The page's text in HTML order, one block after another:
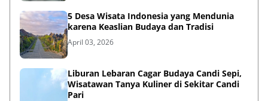
5 Desa Wisata Indonesia yang Mendunia
karena Keaslian Budaya dan Tradisi
April 03, 2026
Liburan Lebaran Cagar Budaya Candi Sepi,
Wisatawan Tanya Kuliner di Sekitar Candi
Pari